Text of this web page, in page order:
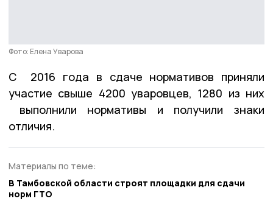
Фото: Елена Уварова
С 2016 года в сдаче нормативов приняли
участие свыше 4200 уваровцев, 1280 из них
выполнили нормативы и получили знаки
отличия.
Материалы по теме:
В Тамбовской области строят площадки для сдачи
норм ГТО